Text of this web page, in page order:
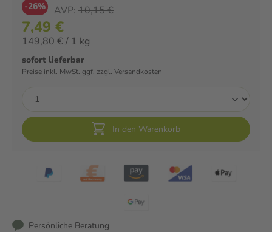
-26% AVP: 10,15 €
7,49 €
149,80 € / 1 kg
sofort lieferbar
Preise inkl. MwSt. ggf. zzgl. Versandkosten
In den Warenkorb
Persönliche Beratung